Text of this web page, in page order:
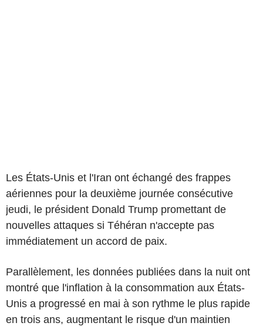
Les États-Unis et l'Iran ont échangé des frappes
aériennes pour la deuxième journée consécutive
jeudi, le président Donald Trump promettant de
nouvelles attaques si Téhéran n'accepte pas
immédiatement un accord de paix.
Parallèlement, les données publiées dans la nuit ont
montré que l'inflation à la consommation aux États-
Unis a progressé en mai à son rythme le plus rapide
en trois ans, augmentant le risque d'un maintien